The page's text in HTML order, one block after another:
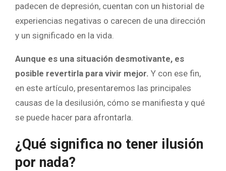
padecen de depresión, cuentan con un historial de
experiencias negativas o carecen de una dirección
y un significado en la vida.
Aunque es una situación desmotivante, es
posible revertirla para vivir mejor. Y con ese fin,
en este artículo, presentaremos las principales
causas de la desilusión, cómo se manifiesta y qué
se puede hacer para afrontarla.
¿Qué significa no tener ilusión
por nada?